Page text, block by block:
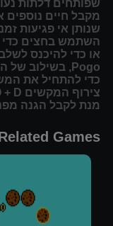
שפותחים דלתות
שנותן אי פגיעות
כדי להתחיל את
מנת לקבל הגנה
Games: